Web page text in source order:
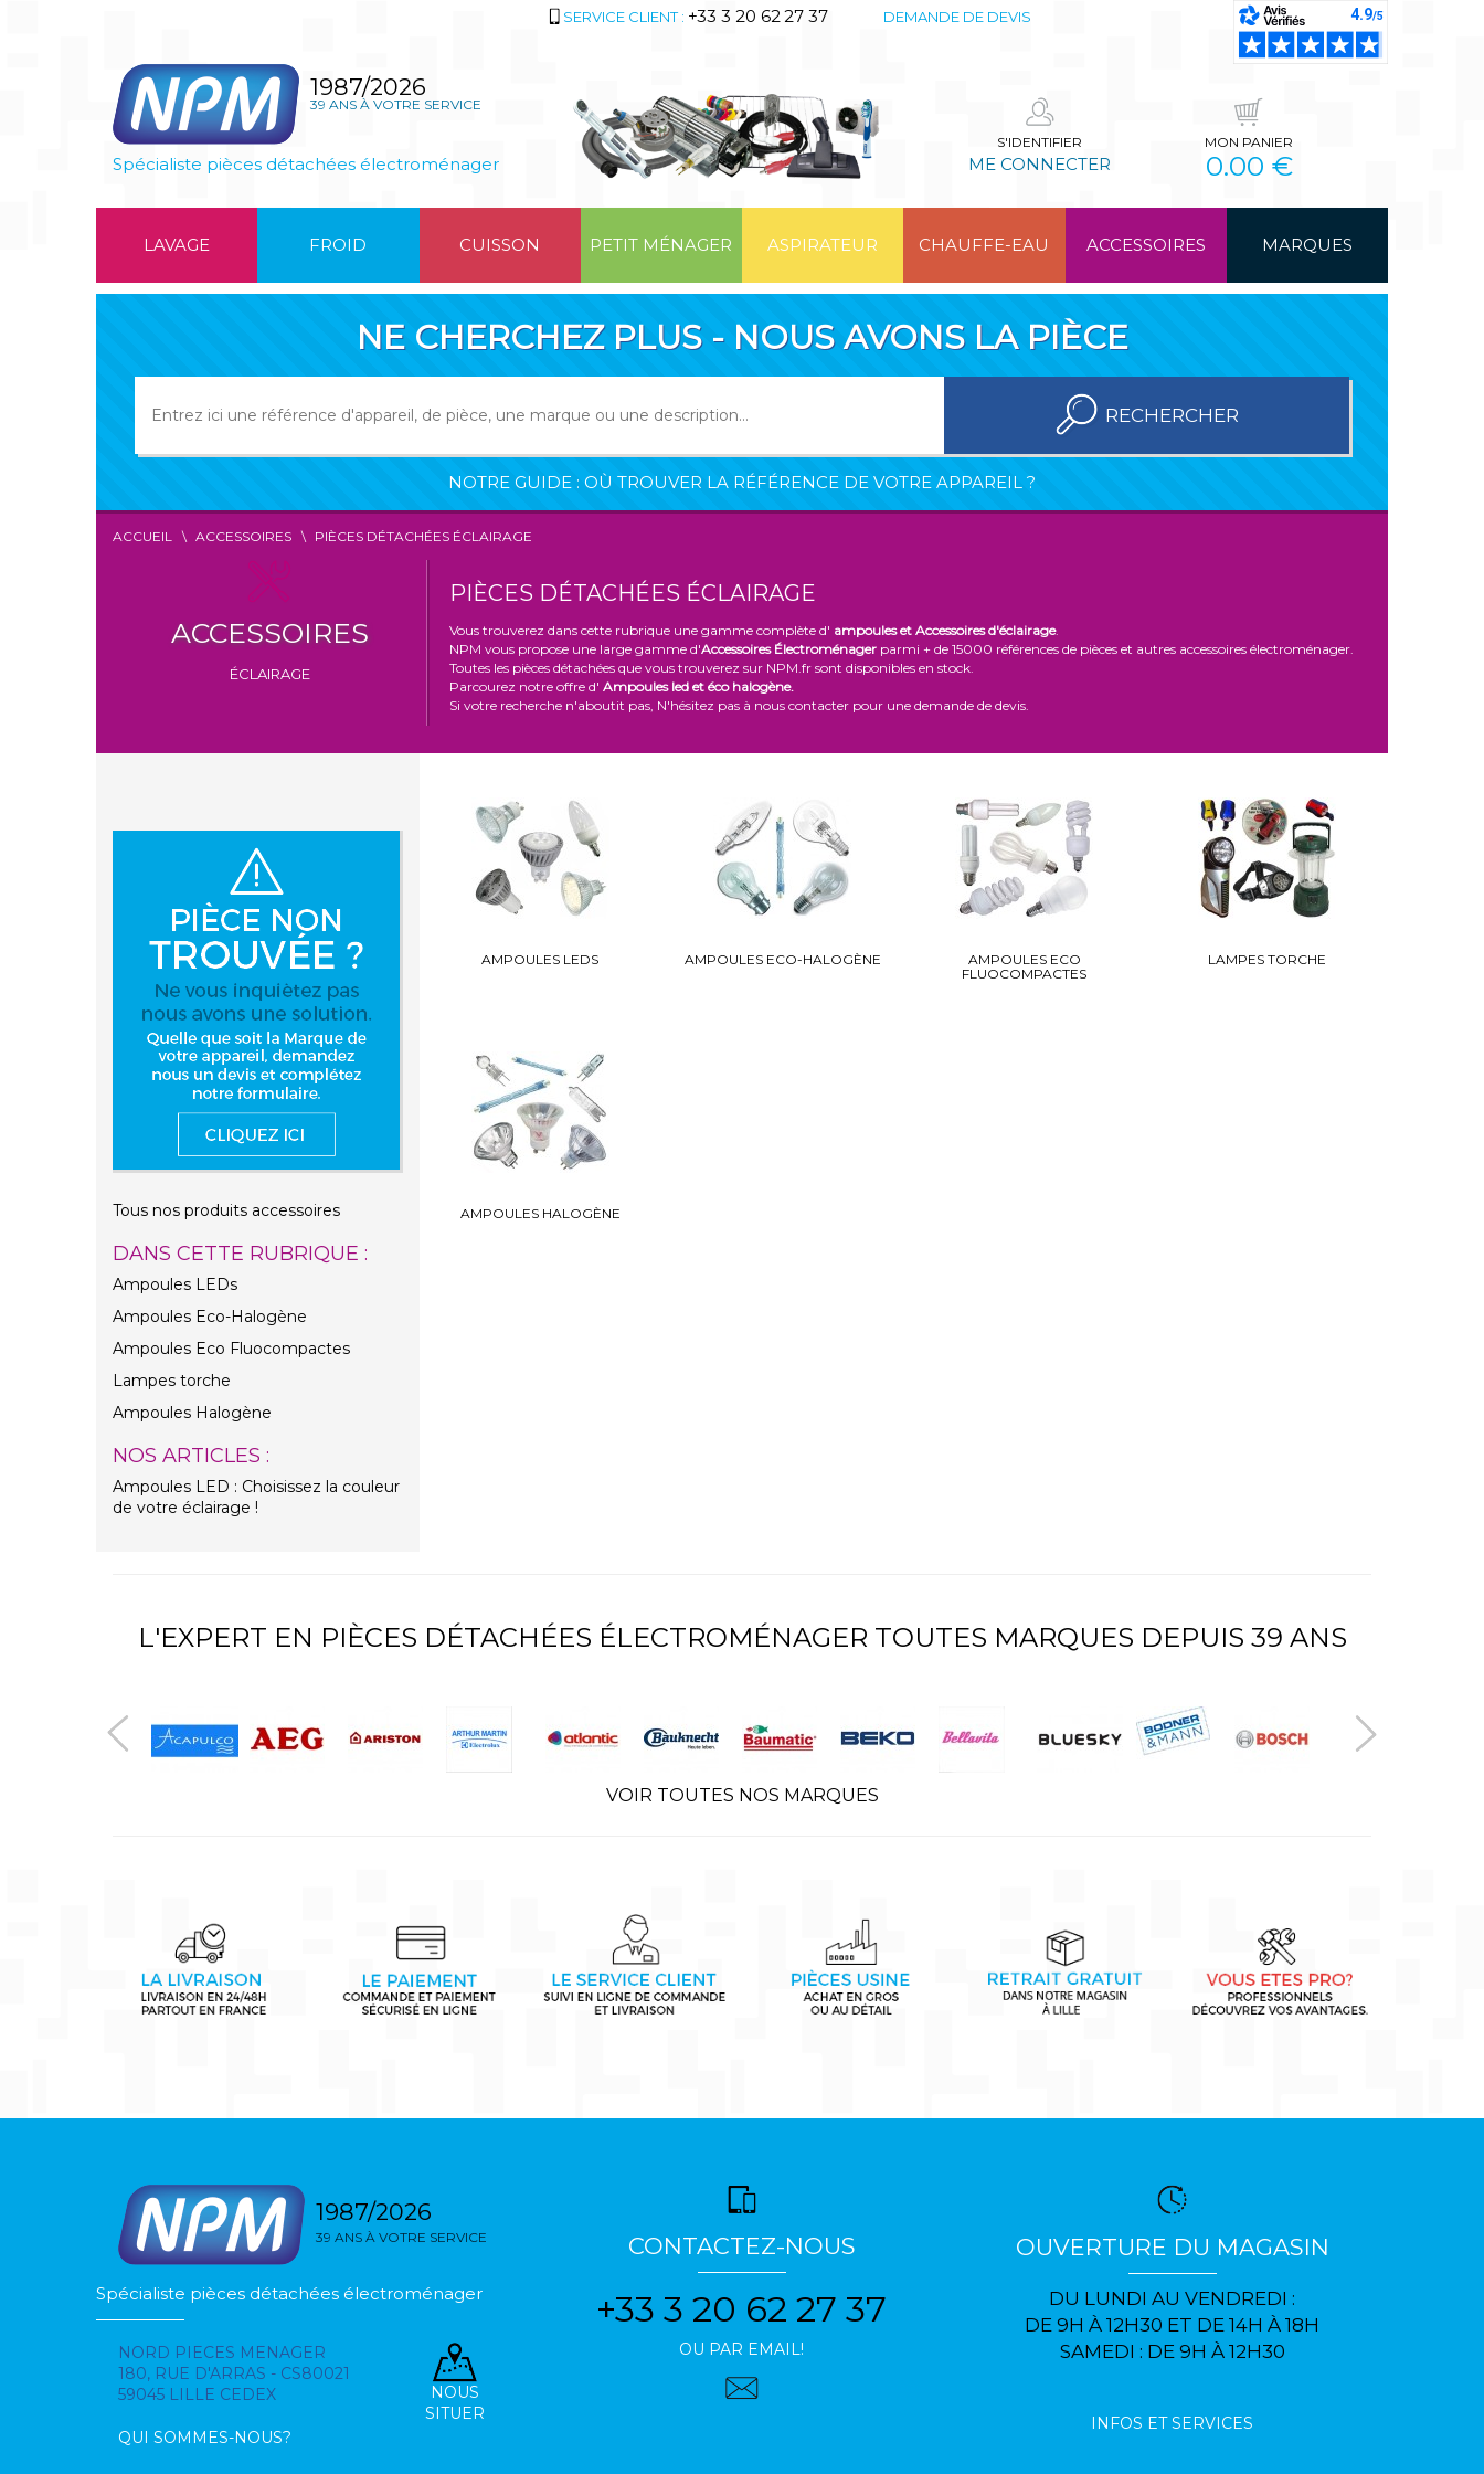
SERVICE CLIENT : +33 3 20 62 27 37 DEMANDE DE DEVIS
1987/2026
39 ANS À VOTRE SERVICE
Spécialiste pièces détachées électroménager
S'IDENTIFIER
ME CONNECTER
MON PANIER
0.00 €
LAVAGE FROID CUISSON PETIT MÉNAGER ASPIRATEUR CHAUFFE-EAU ACCESSOIRES MARQUES
NE CHERCHEZ PLUS - NOUS AVONS LA PIÈCE
RECHERCHER
NOTRE GUIDE : OÙ TROUVER LA RÉFÉRENCE DE VOTRE APPAREIL ?
ACCUEIL ACCESSOIRES PIÈCES DÉTACHÉES ÉCLAIRAGE
ACCESSOIRES
ÉCLAIRAGE
PIÈCES DÉTACHÉES ÉCLAIRAGE
Vous trouverez dans cette rubrique une gamme complète d' ampoules et Accessoires d'éclairage.
NPM vous propose une large gamme d'Accessoires Électroménager parmi + de 15000 références de pièces et autres accessoires électroménager.
Toutes les pièces détachées que vous trouverez sur NPM.fr sont disponibles en stock.
Parcourez notre offre d' Ampoules led et éco halogène.
Si votre recherche n'aboutit pas, N'hésitez pas à nous contacter pour une demande de devis.
Tous nos produits accessoires
DANS CETTE RUBRIQUE :
Ampoules LEDs
Ampoules Eco-Halogène
Ampoules Eco Fluocompactes
Lampes torche
Ampoules Halogène
NOS ARTICLES :
Ampoules LED : Choisissez la couleur
de votre éclairage !
AMPOULES LEDS AMPOULES ECO-HALOGÈNE
AMPOULES ECO
FLUOCOMPACTES
LAMPES TORCHE
AMPOULES HALOGÈNE
L'EXPERT EN PIÈCES DÉTACHÉES ÉLECTROMÉNAGER TOUTES MARQUES DEPUIS 39 ANS
VOIR TOUTES NOS MARQUES
1987/2026
39 ANS À VOTRE SERVICE
Spécialiste pièces détachées électroménager
NORD PIECES MENAGER
180, RUE D'ARRAS - CS80021
59045 LILLE CEDEX
QUI SOMMES-NOUS?
NOUS
SITUER
CONTACTEZ-NOUS
+33 3 20 62 27 37
OU PAR EMAIL!
OUVERTURE DU MAGASIN
DU LUNDI AU VENDREDI :
DE 9H À 12H30 ET DE 14H À 18H
SAMEDI : DE 9H À 12H30
INFOS ET SERVICES